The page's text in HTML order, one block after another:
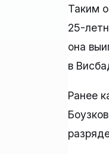
Таким
25-
она
в
Ранее